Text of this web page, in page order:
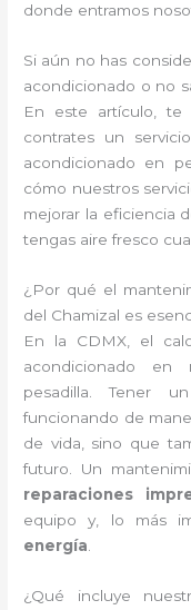
donde entramos
Si aún no has
acondicionado o no
En este artículo, te
contrates un
acondicionado en
cómo nuestros
mejorar la eficiencia
tengas aire fresco
¿Por qué el
del Chamizal es
En la CDMX, el
acondicionado en
pesadilla. Tener
funcionando de
de vida, sino que
futuro. Un
reparaciones
equipo y, lo más
energía
¿Qué incluye